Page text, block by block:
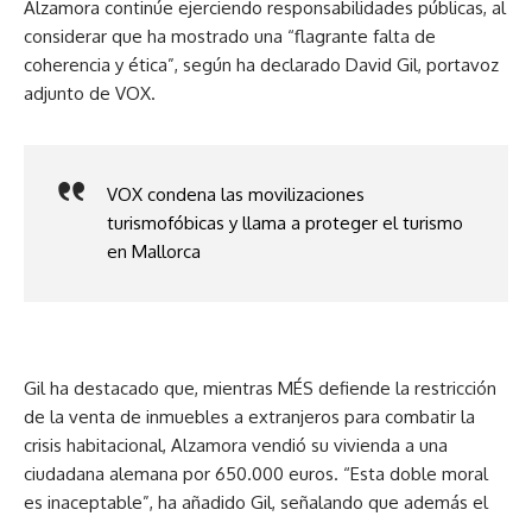
Alzamora continúe ejerciendo responsabilidades públicas, al
considerar que ha mostrado una “flagrante falta de
coherencia y ética”, según ha declarado David Gil, portavoz
adjunto de VOX.
VOX condena las movilizaciones
turismofóbicas y llama a proteger el turismo
en Mallorca
Gil ha destacado que, mientras MÉS defiende la restricción
de la venta de inmuebles a extranjeros para combatir la
crisis habitacional, Alzamora vendió su vivienda a una
ciudadana alemana por 650.000 euros. “Esta doble moral
es inaceptable”, ha añadido Gil, señalando que además el